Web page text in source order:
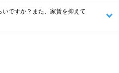
ですか？また、家賃を抑えて